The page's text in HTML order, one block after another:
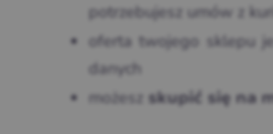
potrzebujesz umów z
oferta twojego sklepu
danych
możesz skupić się na